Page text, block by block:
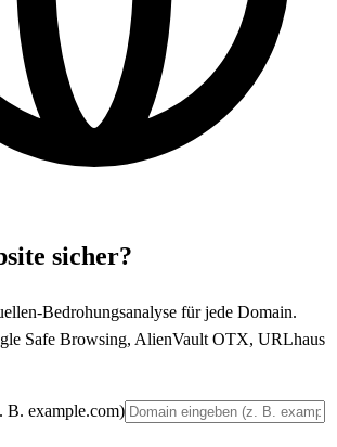
sicher?
Bedrohungsanalyse für jede Domain.
Safe Browsing, AlienVault OTX, URLhaus
B. example.com)